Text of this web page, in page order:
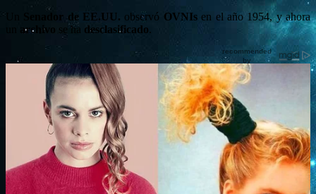
Senador de EE.UU. observó OVNIsen el año 1954, y ahora
archivo se ha desclasificado.